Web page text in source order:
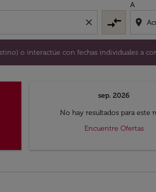
close compare_arrows
A
location_on
o interactúe con fechas individuales a
sep. 2026
No hay resultados para este
Encuentre Ofertas